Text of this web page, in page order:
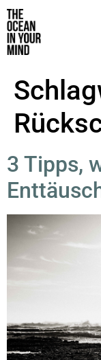
3 Tipps,